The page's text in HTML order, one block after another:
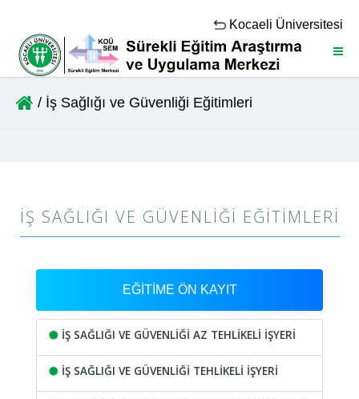
Kocaeli Üniversitesi
/ İş Sağlığı ve Güvenliği Eğitimleri
İŞ SAĞLIĞI VE GÜVENLIĞI EĞITIMLERI
EĞİTİME ÖN KAYIT
İŞ SAĞLIĞI VE GÜVENLİĞİ AZ TEHLİKELİ İŞYERİ
İŞ SAĞLIĞI VE GÜVENLİĞİ TEHLİKELİ İŞYERİ